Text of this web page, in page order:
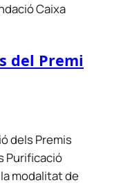
Caixa
del Premi
dels Premis
Purificació
modalitat de